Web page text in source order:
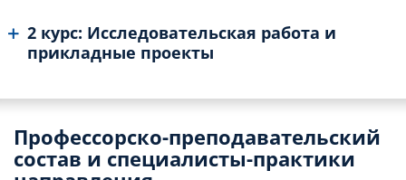
2 курс: Исследовательская работа и
прикладные проекты
Профессорско-преподавательский
состав и специалисты-практики